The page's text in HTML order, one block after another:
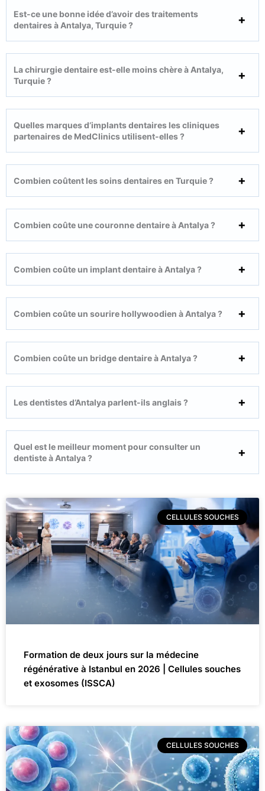
Est-ce une bonne idée d’avoir des traitements
dentaires à Antalya, Turquie ?
La chirurgie dentaire est-elle moins chère à Antalya,
Turquie ?
Quelles marques d’implants dentaires les cliniques
partenaires de MedClinics utilisent-elles ?
Combien coûtent les soins dentaires en Turquie ?
Combien coûte une couronne dentaire à Antalya ?
Combien coûte un implant dentaire à Antalya ?
Combien coûte un sourire hollywoodien à Antalya ?
Combien coûte un bridge dentaire à Antalya ?
Les dentistes d’Antalya parlent-ils anglais ?
Quel est le meilleur moment pour consulter un
dentiste à Antalya ?
CELLULES SOUCHES
Formation de deux jours sur la médecine
régénérative à Istanbul en 2026 | Cellules souches
et exosomes (ISSCA)
CELLULES SOUCHES